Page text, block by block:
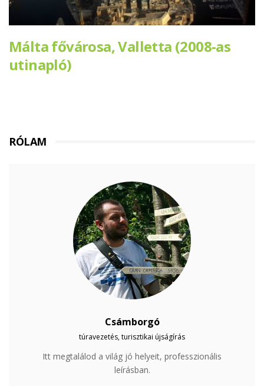
Málta fővárosa, Valletta (2008-as
utinapló)
RÓLAM
Csámborgó
túravezetés, turisztikai újságírás
Itt megtalálod a világ jó helyeit, professzionális
leírásban.